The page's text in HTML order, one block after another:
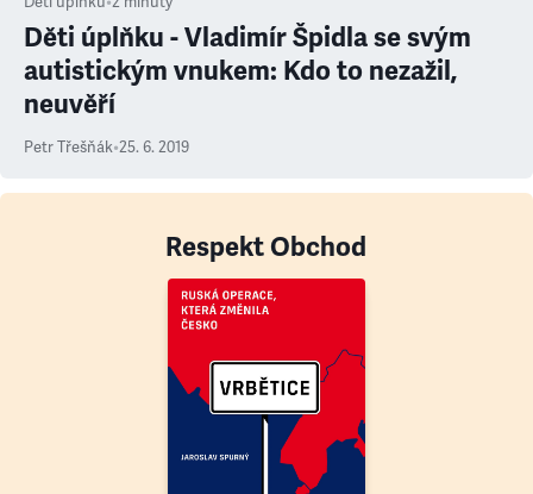
Děti úplňku - Vladimír Špidla se svým
autistickým vnukem: Kdo to nezažil,
neuvěří
Petr Třešňák•25. 6. 2019
Respekt Obchod